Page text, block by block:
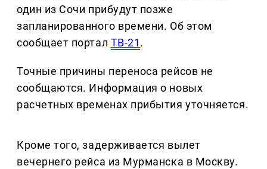
один из Сочи прибудут позже
запланированного времени. Об этом
сообщает портал ТВ-21.
Точные причины переноса рейсов не
сообщаются. Информация о новых
расчетных временах прибытия уточняется.
Кроме того, задерживается вылет
вечернего рейса из Мурманска в Москву.